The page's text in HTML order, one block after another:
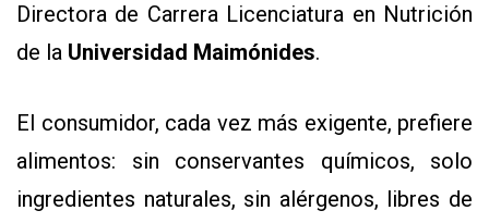
Directora de Carrera Licenciatura en Nutrición
de la Universidad Maimónides.
El consumidor, cada vez más exigente, prefiere
alimentos: sin conservantes químicos, solo
ingredientes naturales, sin alérgenos, libres de